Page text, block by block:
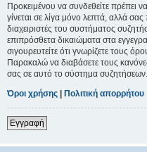
Προκειμένου να συνδεθείτε πρέπει
γίνεται σε λίγα μόνο λεπτά, αλλά
διαχειριστές του συστήματος
επιπρόσθετα δικαιώματα στα
σιγουρευτείτε ότι γνωρίζετε τους
Παρακαλώ να διαβάσετε τους
σας σε αυτό το σύστημα συζητήσεων.
Όροι χρήσης | Πολιτική απορρήτου
Εγγραφή